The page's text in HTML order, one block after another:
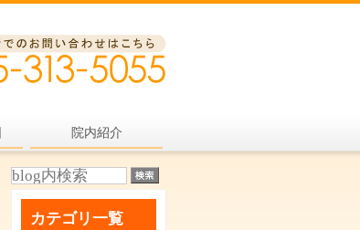
院内紹介
カテゴリ一覧